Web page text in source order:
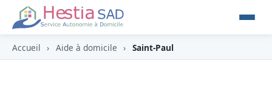
Accueil › Aide à domicile › Saint-Paul